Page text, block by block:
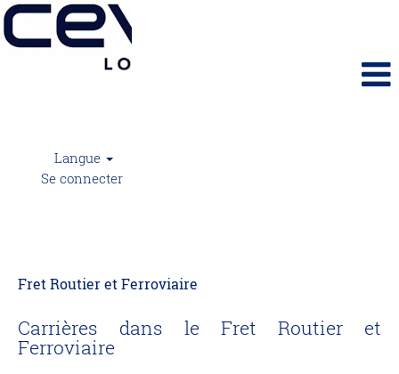
Langue
Se connecter
Fret Routier et Ferroviaire
Carrières dans le Fret Routier et
Ferroviaire